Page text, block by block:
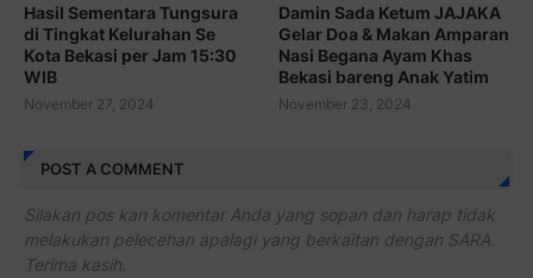
Hasil Sementara Tungsura
di Tingkat Kelurahan Se
Kota Bekasi per Jam 15:30
WIB
November 27, 2024
Damin Sada Ketum JAJAKA
Gelar Doa & Makan Amparan
Nasi Begana Ayam Khas
Bekasi bareng Anak Yatim
November 23, 2024
POST A COMMENT
Silakan pos kan komentar Anda yang sopan dan harap tidak
melakukan pelecehan apalagi yang berkaitan dengan SARA.
Terima kasih.